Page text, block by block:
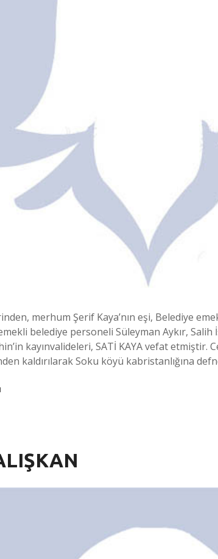
merhum Şerif Kaya’nın eşi, Belediye
belediye personeli Süleyman Aykır,
kayınvalideleri, SATİ KAYA vefat etmiştir.
kaldırılarak Soku köyü kabristanlığına